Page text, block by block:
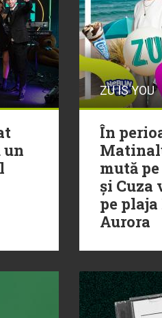
un
ZU IS YOU
În
mută
și Cuza
pe
Aurora